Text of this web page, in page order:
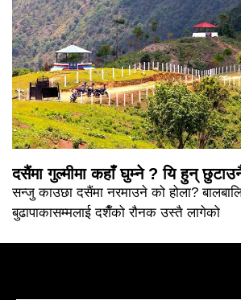
दसैंमा गुल्मीमा कहाँ घुम्ने ? यि हुन्
सन्जु काउछा दसैंमा नरमाउने को होला?
बुढापाकासम्मलाई दशैँको रौनक उस्तै लागेको